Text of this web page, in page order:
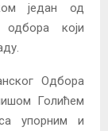
један од
одбора који
Одбора
Голићем
упорним и